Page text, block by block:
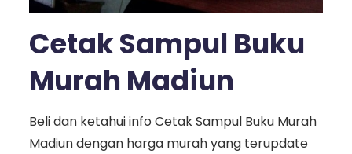
Cetak Sampul Buku
Murah Madiun
Beli dan ketahui info Cetak Sampul Buku Murah
Madiun dengan harga murah yang terupdate